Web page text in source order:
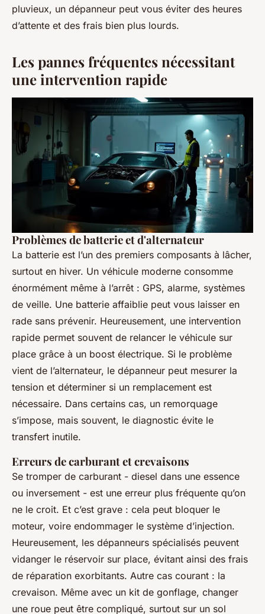
pluvieux, un dépanneur peut vous éviter des heures
d’attente et des frais bien plus lourds.
Les pannes fréquentes nécessitant
une intervention rapide
Problèmes de batterie et d'alternateur
La batterie est l’un des premiers composants à lâcher,
surtout en hiver. Un véhicule moderne consomme
énormément même à l’arrêt : GPS, alarme, systèmes
de veille. Une batterie affaiblie peut vous laisser en
rade sans prévenir. Heureusement, une intervention
rapide permet souvent de relancer le véhicule sur
place grâce à un boost électrique. Si le problème
vient de l’alternateur, le dépanneur peut mesurer la
tension et déterminer si un remplacement est
nécessaire. Dans certains cas, un remorquage
s’impose, mais souvent, le diagnostic évite le
transfert inutile.
Erreurs de carburant et crevaisons
Se tromper de carburant - diesel dans une essence
ou inversement - est une erreur plus fréquente qu’on
ne le croit. Et c’est grave : cela peut bloquer le
moteur, voire endommager le système d’injection.
Heureusement, les dépanneurs spécialisés peuvent
vidanger le réservoir sur place, évitant ainsi des frais
de réparation exorbitants. Autre cas courant : la
crevaison. Même avec un kit de gonflage, changer
une roue peut être compliqué, surtout sur un sol